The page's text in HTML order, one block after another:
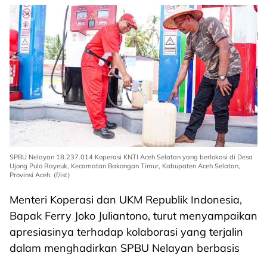
SPBU Nelayan 18.237.014 Koperasi KNTI Aceh Selatan yang berlokasi di Desa
Ujong Pulo Rayeuk, Kecamatan Bakongan Timur, Kabupaten Aceh Selatan,
Provinsi Aceh. (f/ist)
Menteri Koperasi dan UKM Republik Indonesia,
Bapak Ferry Joko Juliantono, turut menyampaikan
apresiasinya terhadap kolaborasi yang terjalin
dalam menghadirkan SPBU Nelayan berbasis